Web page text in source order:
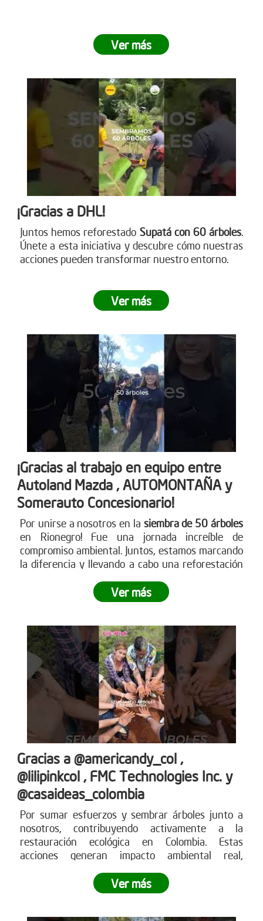
Ver más
¡Gracias a DHL!
Juntos hemos reforestado Supatá con 60 árboles.
Únete a esta iniciativa y descubre cómo nuestras
acciones pueden transformar nuestro entorno.
Ver más
¡Gracias al trabajo en equipo entre
Autoland Mazda , AUTOMONTAÑA y
Somerauto Concesionario!
Por unirse a nosotros en la siembra de 50 árboles
en Rionegro! Fue una jornada increíble de
compromiso ambiental. Juntos, estamos marcando
la diferencia y llevando a cabo una reforestación
Ver más
Gracias a @americandy_col ,
@lilipinkcol , FMC Technologies Inc. y
@casaideas_colombia
Por sumar esfuerzos y sembrar árboles junto a
nosotros, contribuyendo activamente a la
restauración ecológica en Colombia. Estas
acciones generan impacto ambiental real,
compromiso empresarial puede transformar el
¿Tu empresa también quiere ser parte
Ver más